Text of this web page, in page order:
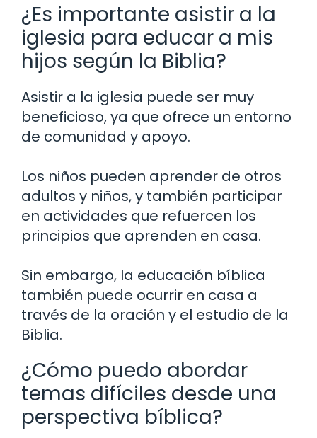
¿Es importante asistir a la
iglesia para educar a mis
hijos según la Biblia?
Asistir a la iglesia puede ser muy
beneficioso, ya que ofrece un entorno
de comunidad y apoyo.
Los niños pueden aprender de otros
adultos y niños, y también participar
en actividades que refuercen los
principios que aprenden en casa.
Sin embargo, la educación bíblica
también puede ocurrir en casa a
través de la oración y el estudio de la
Biblia.
¿Cómo puedo abordar
temas difíciles desde una
perspectiva bíblica?